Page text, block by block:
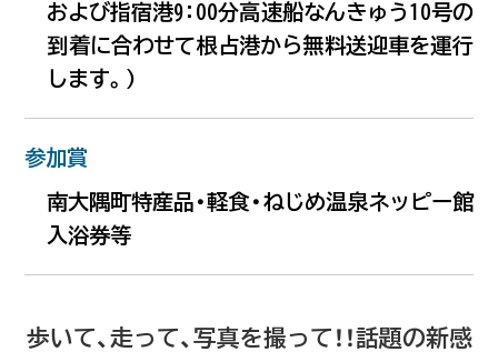
#歴史
#佐多エリア
#歴史・史跡
#麺類
【留意事項】
混雑状況は、観光シーズンなど特に混雑が予想され
る際に、スタッフが駐車場の混み具合を直接確認し
に変化をしておりますので、あくまでも目安として
ご参考いただければ幸いです。なお、閑散期には混
本日15時更新
および指宿港9:00分高速船なんきゅう10号の
到着に合わせて根占港から無料送迎車を運行
します。)
参加賞
南大隅町特産品・軽食・ねじめ温泉ネッピー館
入浴券等
歩いて、走って、写真を撮って！！話題の新感